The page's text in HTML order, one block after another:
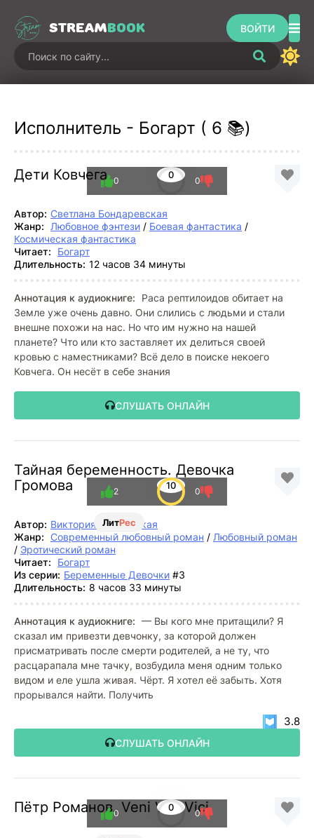
STREAMBOOK ВОЙТИ
Исполнитель - Богарт ( 6 📚)
Дети Ковчега 0
0 0
Автор: Светлана Бондаревская
Жанр:
Любовное фэнтези / Боевая фантастика /
Космическая фантастика
Читает:
Богарт
Длительность: 12 часов 34 минуты
Аннотация к аудиокниге:
Раса рептилоидов обитает на
Земле уже очень давно. Они слились с людьми и стали
внешне похожи на нас. Но что им нужно на нашей
планете? Что или кто заставляет их делиться своей
кровью с наместниками? Всё дело в поиске некоего
Ковчега. Он несёт в себе знания
СЛУШАТЬ ОНЛАЙН
Тайная беременность. Девочка
Громова
ЛитРес
10
2 0
Автор: Виктория Вишневская
Жанр: Современный любовный роман / Любовный роман
/ Эротический роман
Читает:
Богарт
Из серии: Беременные Девочки #3
Длительность: 8 часов 33 минуты
Аннотация к аудиокниге: — Вы кого мне притащили? Я
сказал им привезти девчонку, за которой должен
присматривать после смерти родителей, а не ту, что
расцарапала мне тачку, возбудила меня одним только
видом и еле ушла живая. Чёрт. Я хотел её забыть. Хотя
прорывался найти. Получить
СЛУШАТЬ ОНЛАЙН
3.8
Пётр Романов. Veni Vidi Vici
0
0 0